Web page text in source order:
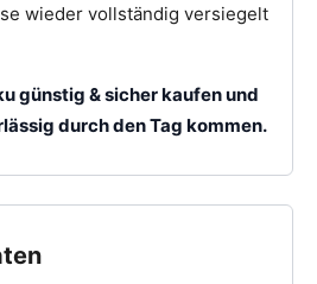
wieder vollständig versiegelt
günstig & sicher kaufen und
durch den Tag kommen.